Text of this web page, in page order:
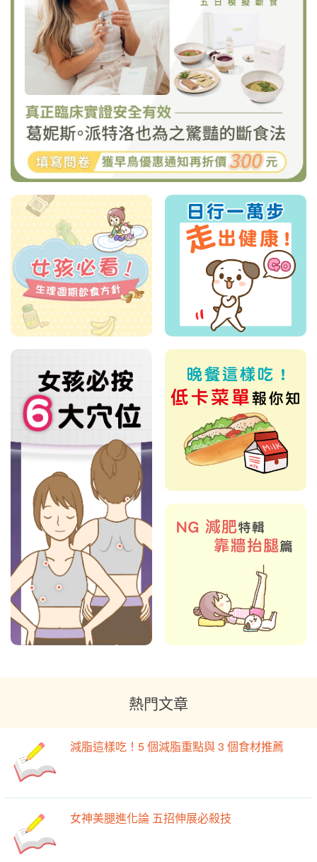
熱門文章
減脂這樣吃！5 個減脂重點與 3 個食材推薦
女神美腿進化論 五招伸展必殺技